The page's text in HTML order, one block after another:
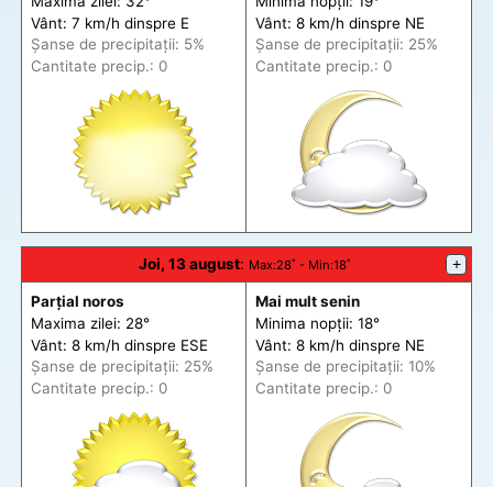
Vânt: 7 km/h dinspre E
Șanse de precipitații: 5%
Cantitate precip.: 0
Vânt: 8 km/h dinspre NE
Șanse de precipitații: 25%
Cantitate precip.: 0
Joi, 13 august: Max:28˚ - Min:18˚ +
Parțial noros
Maxima zilei: 28°
Vânt: 8 km/h dinspre ESE
Șanse de precipitații: 25%
Cantitate precip.: 0
Mai mult senin
Minima nopții: 18°
Vânt: 8 km/h dinspre NE
Șanse de precipitații: 10%
Cantitate precip.: 0